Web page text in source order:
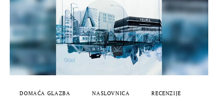
DOMAĆA GLAZBA NASLOVNICA RECENZIJE